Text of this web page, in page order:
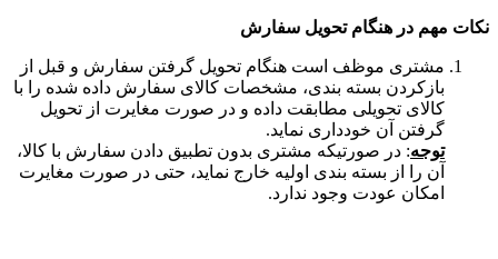
نکات مهم در هنگام تحویل سفارش
مشتری موظف است هنگام تحویل گرفتن سفارش و قبل از
بازکردن بسته بندی، مشخصات کالای سفارش داده شده را با
کالای تحویلی مطابقت داده و در صورت مغایرت از تحویل
گرفتن آن خودداری نماید.
توجه: در صورتیکه مشتری بدون تطبیق دادن سفارش با کالا،
آن را از بسته بندی اولیه خارج نماید، حتی در صورت مغایرت
امکان عودت وجود ندارد.